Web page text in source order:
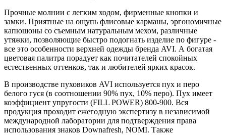
Прочные молнии с легким ходом, фирменные кнопки и
замки. Приятные на ощупь флисовые карманы, эргономичные
капюшоны со съемным натуральным мехом, различные
утяжки, позволяющие быстро подогнать изделие по фигуре -
все это особенности верхней одежды бренда AVI. А богатая
цветовая палитра порадует как почитателей спокойных
естественных оттенков, так и любителей ярких красок.
В производстве пуховиков AVI используется пух и перо
белого гуся (в соотношении 90% пух, 10% перо). Пух имеет
коэффициент упругости (FILL POWER) 800-900. Вся
продукция проходит ежегодную экспертизу в независимой
международной лаборатории для подтверждения права
использования знаков Downafresh, NOMI. Также